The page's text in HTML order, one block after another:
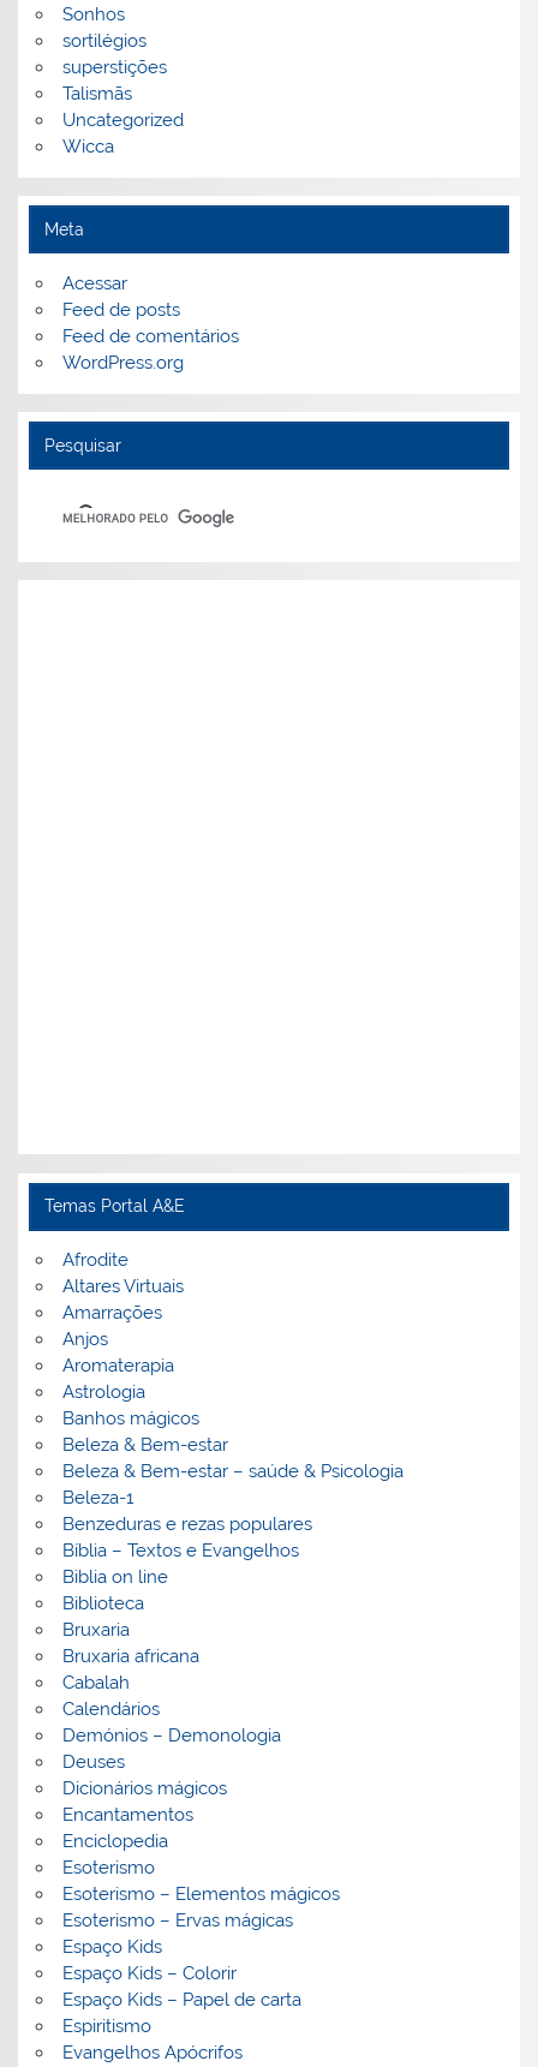
Sonhos
sortilégios
superstições
Talismãs
Uncategorized
Wicca
Meta
Acessar
Feed de posts
Feed de comentários
WordPress.org
Pesquisar
Temas Portal A&E
Afrodite
Altares Virtuais
Amarrações
Anjos
Aromaterapia
Astrologia
Banhos mágicos
Beleza & Bem-estar
Beleza & Bem-estar – saúde & Psicologia
Beleza-1
Benzeduras e rezas populares
Bíblia – Textos e Evangelhos
Biblia on line
Biblioteca
Bruxaria
Bruxaria africana
Cabalah
Calendários
Demónios – Demonologia
Deuses
Dicionários mágicos
Encantamentos
Enciclopedia
Esoterismo
Esoterismo – Elementos mágicos
Esoterismo – Ervas mágicas
Espaço Kids
Espaço Kids – Colorir
Espaço Kids – Papel de carta
Espiritismo
Evangelhos Apócrifos